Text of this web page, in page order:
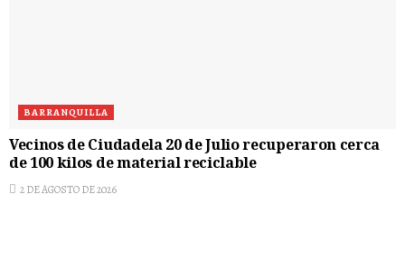
BARRANQUILLA
Vecinos de Ciudadela 20 de Julio recuperaron cerca
de 100 kilos de material reciclable
2 DE AGOSTO DE 2026